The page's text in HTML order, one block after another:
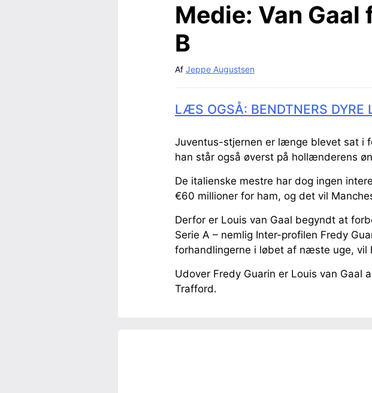
Medie: Van Gaal
B
Af Jeppe Augustsen
LÆS OGSÅ: BENDTNERS DYRE
Juventus-stjernen er længe blevet sat i
han står også øverst på hollænderens
De italienske mestre har dog ingen
€60 millioner for ham, og det vil
Derfor er Louis van Gaal begyndt at
Serie A – nemlig Inter-profilen Fredy
forhandlingerne i løbet af næste uge, vil
Udover Fredy Guarin er Louis van Gaal
Trafford.